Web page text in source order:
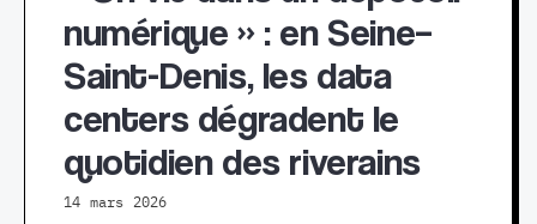
numérique » : en Seine–
Saint-Denis, les data
centers dégradent le
quotidien des riverains
14 mars 2026